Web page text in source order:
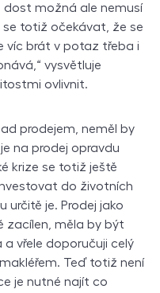
dost možná ale nemusí
totiž očekávat, že se
víc brát v potaz třeba i
vysvětluje
ovlivnit.
prodejem, neměl by
na prodej opravdu
krize se totiž ještě
do životních
určitě je. Prodej jako
zacílen, měla by být
vřele doporučuji celý
Teď totiž není
je nutné najít co